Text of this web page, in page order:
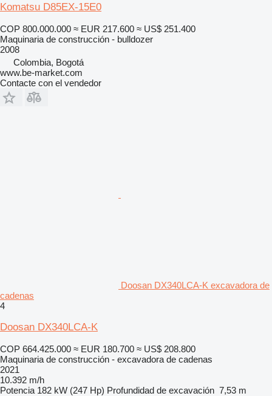
Komatsu D85EX-15E0
COP 800.000.000 ≈ EUR 217.600 ≈ US$ 251.400
Maquinaria de construcción - bulldozer
2008
Colombia, Bogotá
www.be-market.com
Contacte con el vendedor
Doosan DX340LCA-K excavadora de
cadenas
4
Doosan DX340LCA-K
COP 664.425.000 ≈ EUR 180.700 ≈ US$ 208.800
Maquinaria de construcción - excavadora de cadenas
2021
10.392 m/h
Potencia 182 kW (247 Hp) Profundidad de excavación 7,53 m